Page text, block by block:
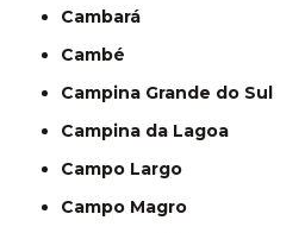
Cambará
Cambé
Campina Grande do Sul
Campina da Lagoa
Campo Largo
Campo Magro